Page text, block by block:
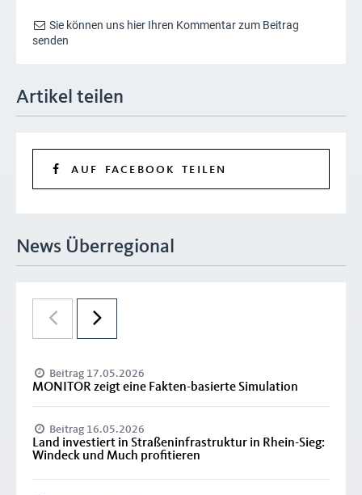
Sie können uns hier Ihren Kommentar zum Beitrag
senden
Artikel teilen
AUF FACEBOOK TEILEN
News Überregional
Beitrag 17.05.2026
MONITOR zeigt eine Fakten-basierte Simulation
Beitrag 16.05.2026
Land investiert in Straßeninfrastruktur in Rhein-Sieg:
Windeck und Much profitieren